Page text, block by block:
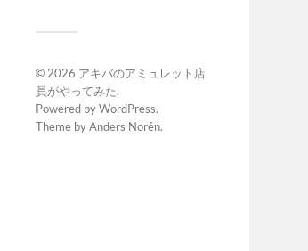
© 2026 アキバのアミュレット店
員がやってみた.
Powered byWordPress.
Theme byAnders Norén.